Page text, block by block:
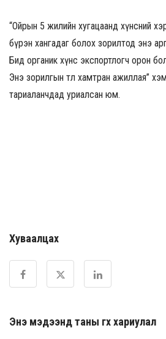
“Ойрын 5 жилийн хугацаанд хүнсний
бүрэн хангадаг болох зорилтод энэ
Бид органик хүнс экспортлогч орон
Энэ зорилгын төлөө хамтран ажиллая”
тариаланчдад уриалсан юм.
Хуваалцах
Энэ мэдээнд таны өгөх хариулал